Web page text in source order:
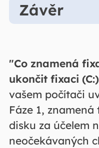
Závěr
"Co znamená
ukončit fixaci
vašem počítači
Fáze 1,
disku za účelem
neočekávaných